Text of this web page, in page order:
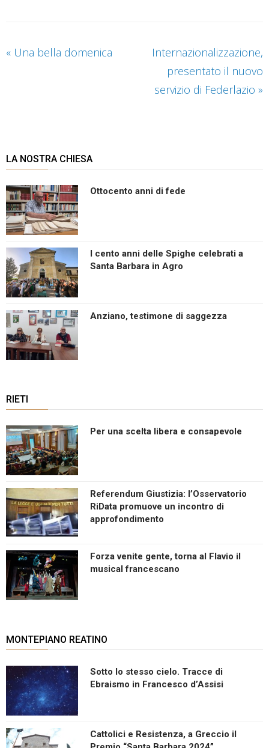
« Una bella domenica
Internazionalizzazione,
presentato il nuovo
servizio di Federlazio »
LA NOSTRA CHIESA
Ottocento anni di fede
I cento anni delle Spighe celebrati a
Santa Barbara in Agro
Anziano, testimone di saggezza
RIETI
Per una scelta libera e consapevole
Referendum Giustizia: l’Osservatorio
RiData promuove un incontro di
approfondimento
Forza venite gente, torna al Flavio il
musical francescano
MONTEPIANO REATINO
Sotto lo stesso cielo. Tracce di
Ebraismo in Francesco d’Assisi
Cattolici e Resistenza, a Greccio il